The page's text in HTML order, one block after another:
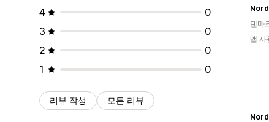
4
0
3
0
2
0
1
0
리뷰 작성 모든 리뷰
덴마
앱 사